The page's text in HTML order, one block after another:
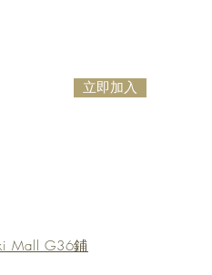
立即加入
Mall G36鋪